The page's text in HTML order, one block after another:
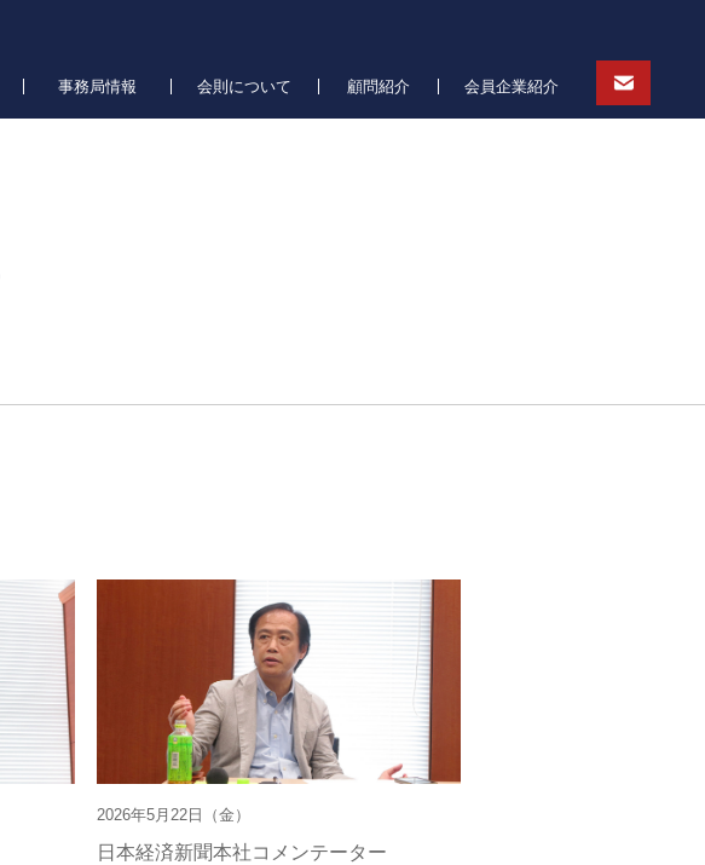
事務局情報 会則について 顧問紹介 会員企業紹介
2026年5月22日（金）
日本経済新聞本社コメンテーター